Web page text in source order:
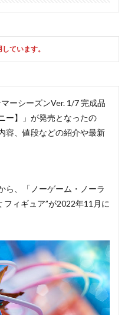
ています。
ーシーズンVer. 1/7 完成品
ー】」が発売となったの
容、値段などの紹介や最新
ら、「ノーゲーム・ノーラ
フィギュア”が2022年11月に